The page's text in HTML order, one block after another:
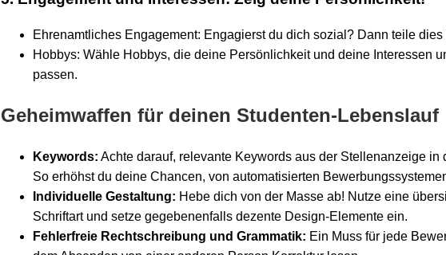
Ehrenamtliches Engagement: Engagierst du dich sozial? Dann teile
Hobbys: Wähle Hobbys, die deine Persönlichkeit und deine Interessen
passen.
Geheimwaffen für deinen Studenten-Lebenslauf
Keywords: Achte darauf, relevante Keywords aus der Stellenanzeige in
So erhöhst du deine Chancen, von automatisierten
Individuelle Gestaltung: Hebe dich von der Masse ab! Nutze eine
Schriftart und setze gegebenenfalls dezente Design-Elemente ein.
Fehlerfreie Rechtschreibung und Grammatik: Ein Muss für jede